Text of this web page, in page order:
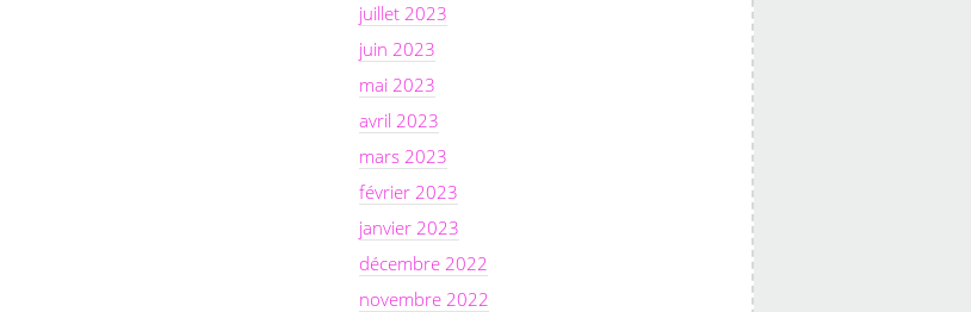
juillet 2023
juin 2023
mai 2023
avril 2023
mars 2023
février 2023
janvier 2023
décembre 2022
novembre 2022